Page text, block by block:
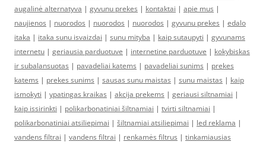
augalinė alternatyva | gyvunu prekes | kontaktai | apie mus |
naujienos | nuorodos | nuorodos | nuorodos | gyvunu prekes | edalo
itaka | itaka sunu isvaizdai | sunu mityba | kaip sutaupyti | gyvunams
internetu | geriausia parduotuve | internetine parduotuve | kokybiskas
ir subalansuotas | pavadeliai katems | pavadeliai sunims | prekes
katems | prekes sunims | sausas sunu maistas | sunu maistas | kaip
ismokyti | ypatingas kraikas | akcija prekems | geriausi siltnamiai |
kaip issirinkti | polikarbonatiniai šiltnamiai | tvirti siltnamiai |
polikarbonatiniai atsiliepimai | šiltnamiai atsiliepimai | led reklama |
vandens filtrai | vandens filtrai | renkamės filtrus | tinkamiausias